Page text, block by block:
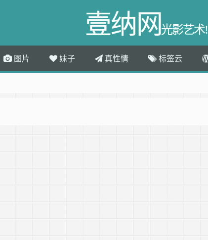
壹纳网光影艺术!
图片 妹子 真性情 标签云